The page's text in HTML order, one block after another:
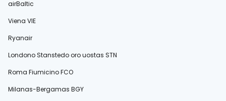
airBaltic
Viena VIE
Ryanair
Londono Stanstedo oro uostas STN
Roma Fiumicino FCO
Milanas-Bergamas BGY